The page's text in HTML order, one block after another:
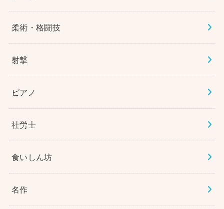
柔術・格闘技
射撃
ピアノ
社労士
食いしん坊
名作